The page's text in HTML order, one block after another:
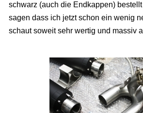
schwarz (auch die Endkappen)
sagen dass ich jetzt schon ein wenig
schaut soweit sehr wertig und massiv